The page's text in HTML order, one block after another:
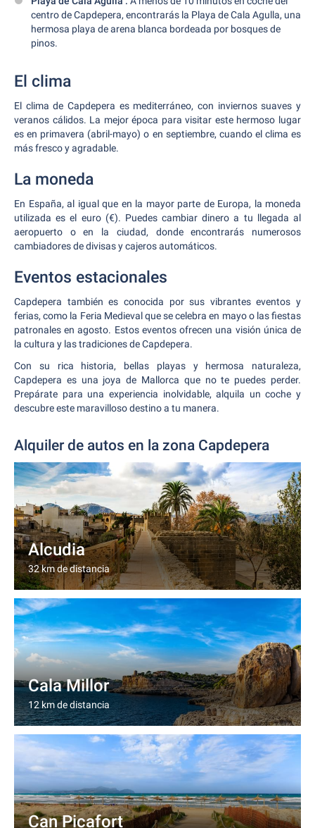
centro de Capdepera, encontrarás la Playa de Cala Agulla, una
hermosa playa de arena blanca bordeada por bosques de
pinos.
El clima
El clima de Capdepera es mediterráneo, con inviernos suaves y
veranos cálidos. La mejor época para visitar este hermoso lugar
es en primavera (abril-mayo) o en septiembre, cuando el clima es
más fresco y agradable.
La moneda
En España, al igual que en la mayor parte de Europa, la moneda
utilizada es el euro (€). Puedes cambiar dinero a tu llegada al
aeropuerto o en la ciudad, donde encontrarás numerosos
cambiadores de divisas y cajeros automáticos.
Eventos estacionales
Capdepera también es conocida por sus vibrantes eventos y
ferias, como la Feria Medieval que se celebra en mayo o las fiestas
patronales en agosto. Estos eventos ofrecen una visión única de
la cultura y las tradiciones de Capdepera.
Con su rica historia, bellas playas y hermosa naturaleza,
Capdepera es una joya de Mallorca que no te puedes perder.
Prepárate para una experiencia inolvidable, alquila un coche y
descubre este maravilloso destino a tu manera.
Alquiler de autos en la zona Capdepera
Alcudia
32 km de distancia
Cala Millor
12 km de distancia
Can Picafort